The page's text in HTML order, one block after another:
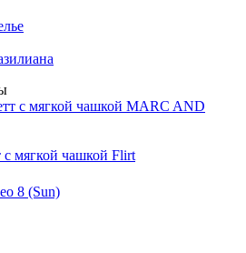
с мягкой чашкой Flirt